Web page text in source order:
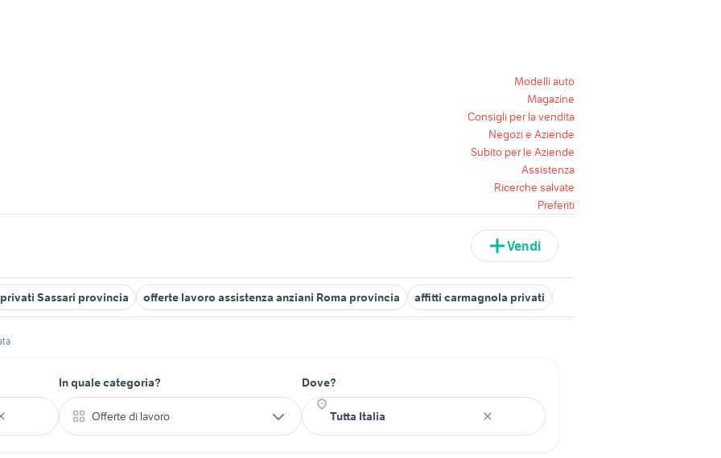
Modelli auto
Magazine
Consigli per la vendita
Negozi e Aziende
Subito per le Aziende
Assistenza
Ricerche salvate
Preferiti
Vendi
Sassari provincia offerte lavoro assistenza anziani Roma provincia affitti carmagnola privati
In quale categoria?
Offerte di lavoro
Dove?